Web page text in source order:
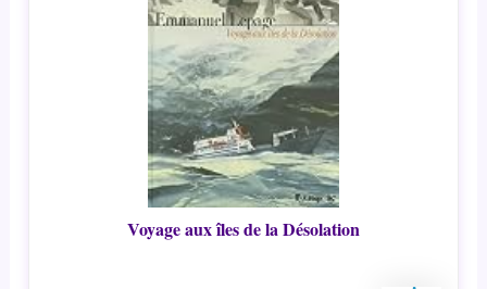
Voyage aux îles de la Désolation